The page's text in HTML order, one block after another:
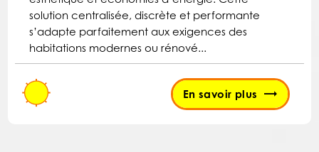
solution centralisée, discrète et performante
s’adapte parfaitement aux exigences des
habitations modernes ou rénové...
En savoir plus